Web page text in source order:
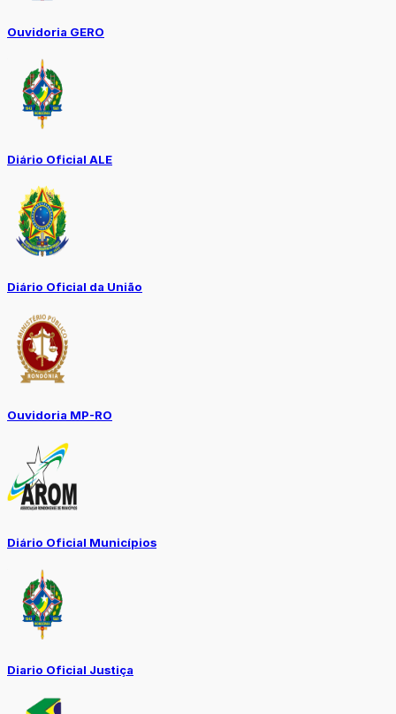
Ouvidoria GERO
Diário Oficial ALE
Diário Oficial da União
Ouvidoria MP-RO
Diário Oficial Municípios
Diario Oficial Justiça